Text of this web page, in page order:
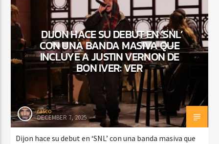
DIJON HACE SU DEBUT EN ‘SNL’
CON UNA BANDA MASIVA QUE
INCLUYE A JUSTIN VERNON DE
BON IVER: VER
rasco
DECEMBER 7, 2025
Dijon hace su debut en ‘SNL’ con una banda masiva que